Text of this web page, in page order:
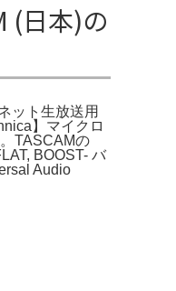
(日本)の
ット生放送用
】マイクロ
TASCAMの
BOOST- バ
Audio